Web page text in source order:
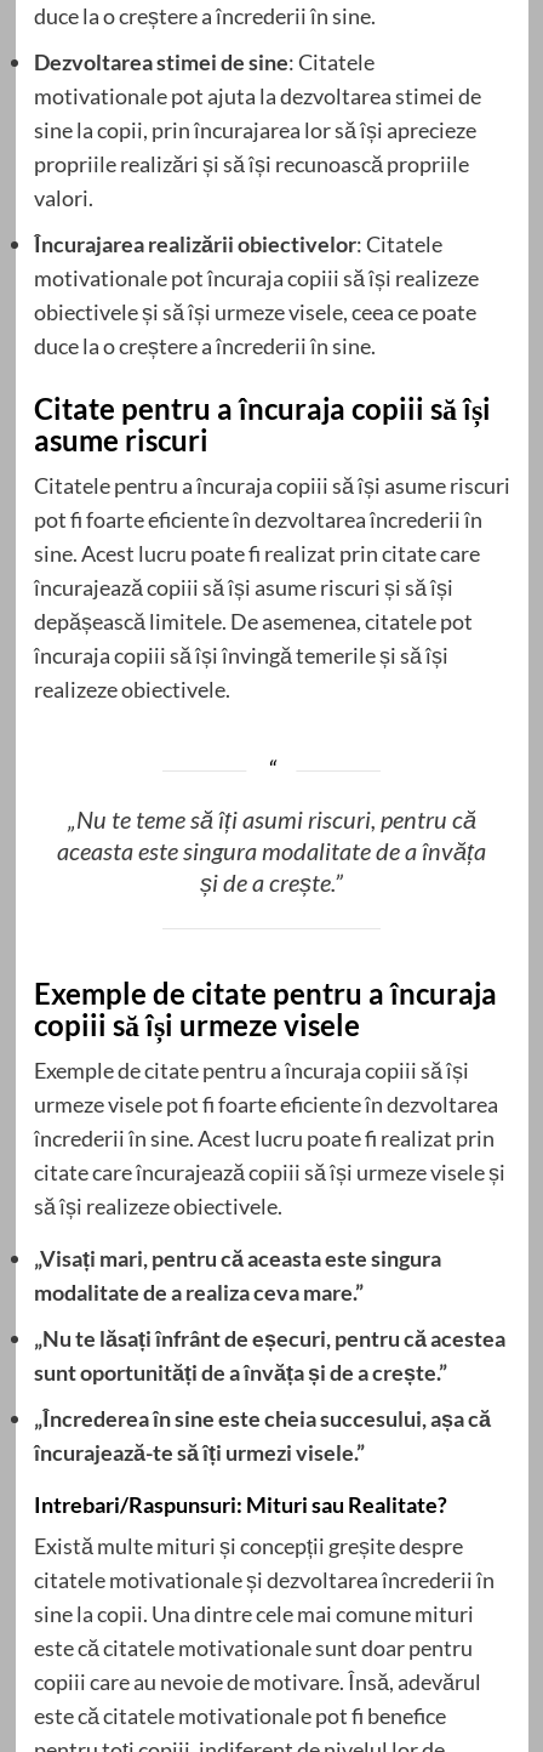
duce la o creștere a încrederii în sine.
Dezvoltarea stimei de sine: Citatele
motivationale pot ajuta la dezvoltarea stimei de
sine la copii, prin încurajarea lor să își aprecieze
propriile realizări și să își recunoască propriile
valori.
Încurajarea realizării obiectivelor: Citatele
motivationale pot încuraja copiii să își realizeze
obiectivele și să își urmeze visele, ceea ce poate
duce la o creștere a încrederii în sine.
Citate pentru a încuraja copiii să își
asume riscuri
Citatele pentru a încuraja copiii să își asume riscuri
pot fi foarte eficiente în dezvoltarea încrederii în
sine. Acest lucru poate fi realizat prin citate care
încurajează copiii să își asume riscuri și să își
depășească limitele. De asemenea, citatele pot
încuraja copiii să își învingă temerile și să își
realizeze obiectivele.
„Nu te teme să îți asumi riscuri, pentru că
aceasta este singura modalitate de a învăța
și de a crește.”
Exemple de citate pentru a încuraja
copiii să își urmeze visele
Exemple de citate pentru a încuraja copiii să își
urmeze visele pot fi foarte eficiente în dezvoltarea
încrederii în sine. Acest lucru poate fi realizat prin
citate care încurajează copiii să își urmeze visele și
să își realizeze obiectivele.
„Visați mari, pentru că aceasta este singura
modalitate de a realiza ceva mare.”
„Nu te lăsați înfrânt de eșecuri, pentru că acestea
sunt oportunități de a învăța și de a crește.”
„Încrederea în sine este cheia succesului, așa că
încurajează-te să îți urmezi visele.”
Intrebari/Raspunsuri: Mituri sau Realitate?
Există multe mituri și concepții greșite despre
citatele motivationale și dezvoltarea încrederii în
sine la copii. Una dintre cele mai comune mituri
este că citatele motivationale sunt doar pentru
copiii care au nevoie de motivare. Însă, adevărul
este că citatele motivationale pot fi benefice